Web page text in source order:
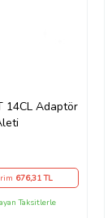
14CL Adaptör
676,31 TL
Taksitlerle